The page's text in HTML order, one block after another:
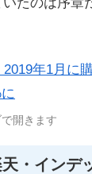
たのは序章
年1月に
開きます
・インデ